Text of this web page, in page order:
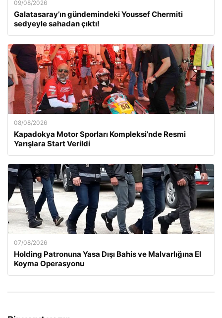
09/08/2026
Galatasaray’ın gündemindeki Youssef Chermiti
sedyeyle sahadan çıktı!
08/08/2026
Kapadokya Motor Sporları Kompleksi’nde Resmi
Yarışlara Start Verildi
07/08/2026
Holding Patronuna Yasa Dışı Bahis ve Malvarlığına El
Koyma Operasyonu